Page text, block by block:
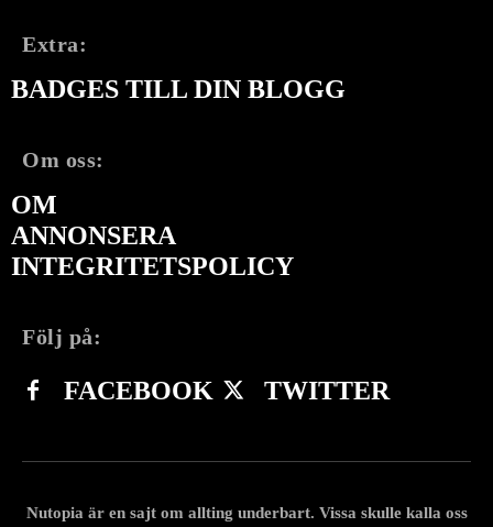
Extra:
BADGES TILL DIN BLOGG
Om oss:
OM
ANNONSERA
INTEGRITETSPOLICY
Följ på:
FACEBOOK TWITTER
Nutopia är en sajt om allting underbart. Vissa skulle kalla oss